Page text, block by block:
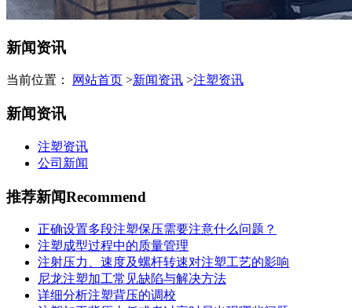
新闻资讯
当前位置： 网站首页 >新闻资讯 >注塑资讯
新闻资讯
注塑资讯
公司新闻
推荐新闻Recommend
正确设置多段注塑保压需要注意什么问题？
注塑成型过程中的质量管理
注射压力、速度及螺杆转速对注塑工艺的影响
尼龙注塑加工常见缺陷与解决方法
详细分析注塑背压的调校